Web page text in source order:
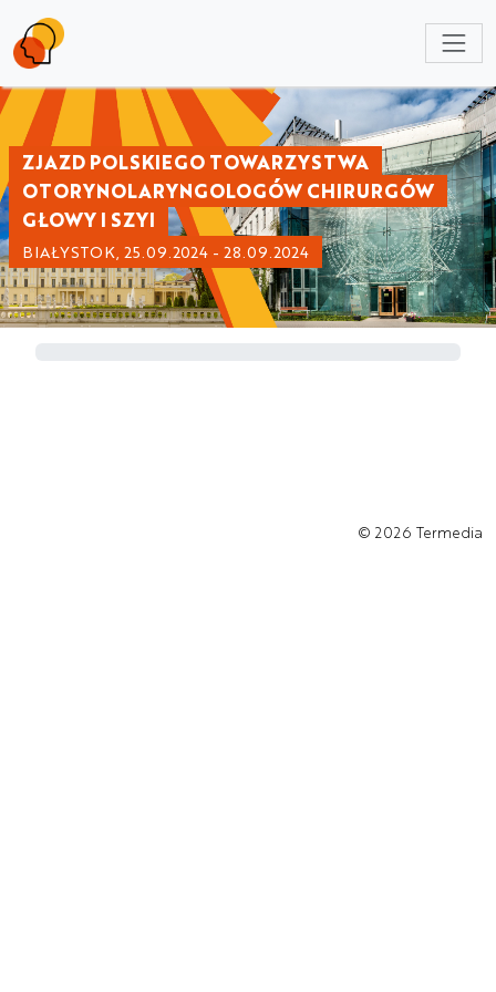
ZJAZD POLSKIEGO TOWARZYSTWA
OTORYNOLARYNGOLOGÓW CHIRURGÓW
GŁOWY I SZYI
BIAŁYSTOK, 25.09.2024 - 28.09.2024
© 2026 Termedia